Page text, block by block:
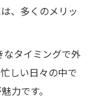
、多くのメリッ
なタイミングで外
しい日々の中で
力です。